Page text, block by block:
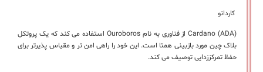
کاردانو
Cardano (ADA) از فناوری به نام Ouroboros استفاده می کند که یک پروتکل
بلاک چین مورد بازبینی همتا است. این خود را راهی امن تر و مقیاس پذیرتر برای
حفظ تمرکززدایی توصیف می کند.